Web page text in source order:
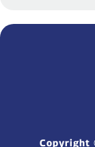
Copyright